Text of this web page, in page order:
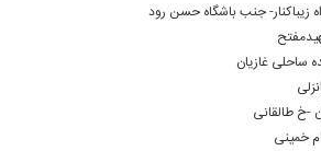
زیباکنار- جنب باشگاه حسن رود
ساحلی غازیان
-خ طالقانی
خمینی